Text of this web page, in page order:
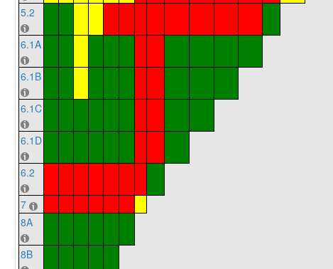
5.2
6.1A
6.1B
6.1C
6.1D
6.2
7
8A
8B